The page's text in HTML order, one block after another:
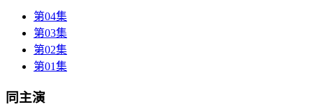
第04集
第03集
第02集
第01集
同主演